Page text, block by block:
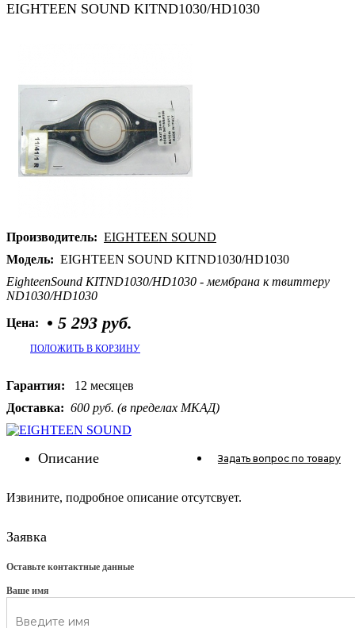
EIGHTEEN SOUND KITND1030/HD1030
Производитель: EIGHTEEN SOUND
Модель: EIGHTEEN SOUND KITND1030/HD1030
EighteenSound KITND1030/HD1030 - мембрана к твиттеру
ND1030/HD1030
Цена:
• 5 293 руб.
ПОЛОЖИТЬ В КОРЗИНУ
Гарантия: 12 месяцев
Доставка: 600 руб. (в пределах МКАД)
Описание Задать вопрос по товару
Извините, подробное описание отсутсвует.
Заявка
Оставьте контактные данные
Ваше имя